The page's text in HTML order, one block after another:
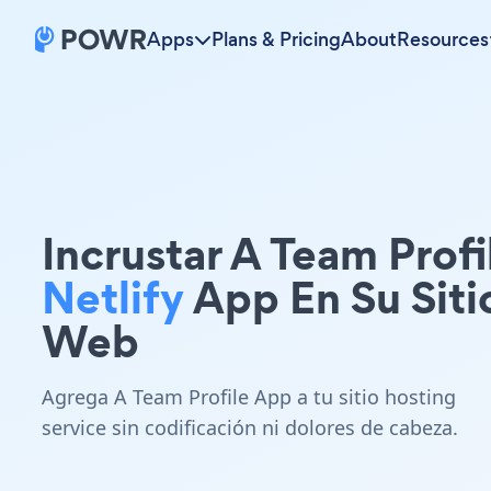
Apps Plans & PricingAboutResources
Incrustar A Team
NetlifyApp En Su
Web
Agrega A Team Profile App a tu sitio hosting
service sin codificación ni dolores de cabeza.